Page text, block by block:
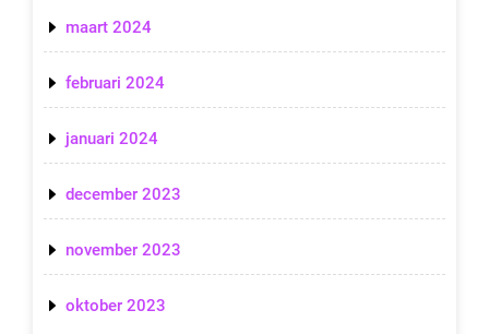
maart 2024
februari 2024
januari 2024
december 2023
november 2023
oktober 2023